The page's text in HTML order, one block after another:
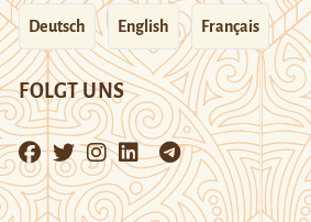
Deutsch English Français
FOLGT UNS